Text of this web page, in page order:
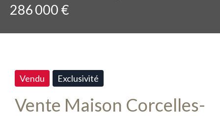
286 000 €
Vendu Exclusivité
Vente Maison Corcelles-